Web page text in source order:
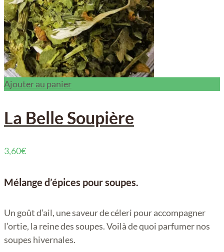
Ajouter au panier
La Belle Soupière
3,60€
Mélange d’épices pour soupes.
Un goût d’ail, une saveur de céleri pour accompagner
l’ortie, la reine des soupes. Voilà de quoi parfumer nos
soupes hivernales.